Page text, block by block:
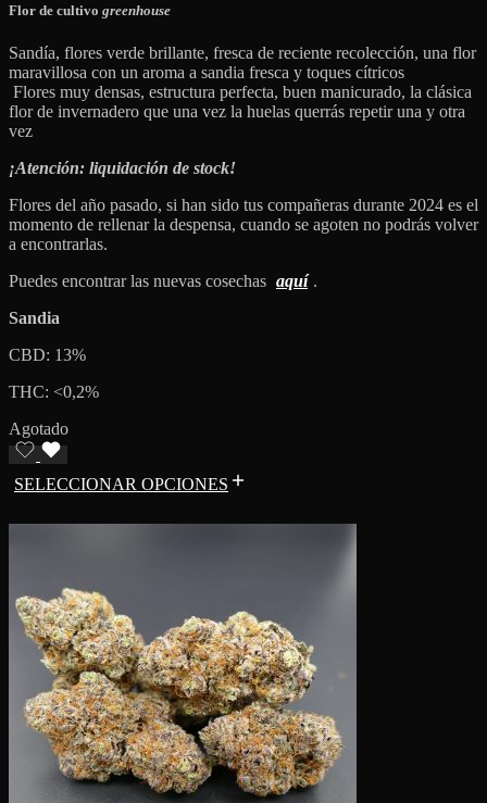
Flor de cultivo greenhouse
Sandía, flores verde brillante, fresca de reciente recolección, una flor
maravillosa con un aroma a sandia fresca y toques cítricos
Flores muy densas, estructura perfecta, buen manicurado, la clásica
flor de invernadero que una vez la huelas querrás repetir una y otra
vez
¡Atención: liquidación de stock!
Flores del año pasado, si han sido tus compañeras durante 2024 es el
momento de rellenar la despensa, cuando se agoten no podrás volver
a encontrarlas.
Puedes encontrar las nuevas cosechas aquí .
Sandia
CBD: 13%
THC: <0,2%
Agotado
SELECCIONAR OPCIONES